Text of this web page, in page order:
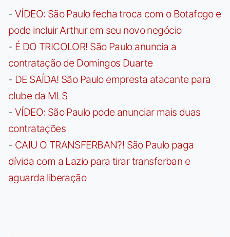
- VÍDEO: São Paulo fecha troca com o Botafogo e
pode incluir Arthur em seu novo negócio
- É DO TRICOLOR! São Paulo anuncia a
contratação de Domingos Duarte
- DE SAÍDA! São Paulo empresta atacante para
clube da MLS
- VÍDEO: São Paulo pode anunciar mais duas
contratações
- CAIU O TRANSFERBAN?! São Paulo paga
dívida com a Lazio para tirar transferban e
aguarda liberação